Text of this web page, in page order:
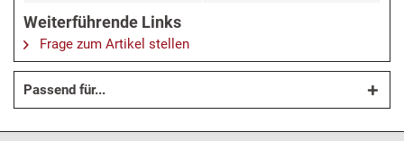
Weiterführende Links
Frage zum Artikel stellen
Passend für...